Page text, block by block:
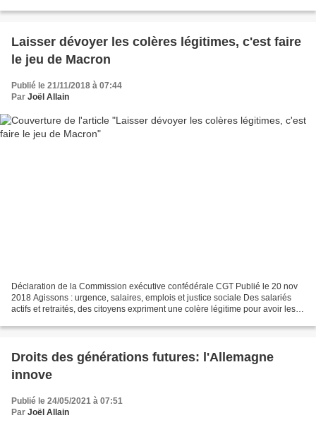
Laisser dévoyer les colères légitimes, c'est faire
le jeu de Macron
Publié le 21/11/2018 à 07:44
Par Joël Allain
Déclaration de la Commission exécutive confédérale CGT Publié le 20 nov
2018 Agissons : urgence, salaires, emplois et justice sociale Des salariés
actifs et retraités, des citoyens expriment une colère légitime pour avoir les
Droits des générations futures: l'Allemagne
innove
Publié le 24/05/2021 à 07:51
Par Joël Allain